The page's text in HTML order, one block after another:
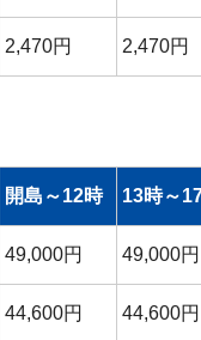
2,470円 2,470円
開島～12時 13時～
49,000円 49,000円
44,600円 44,600円